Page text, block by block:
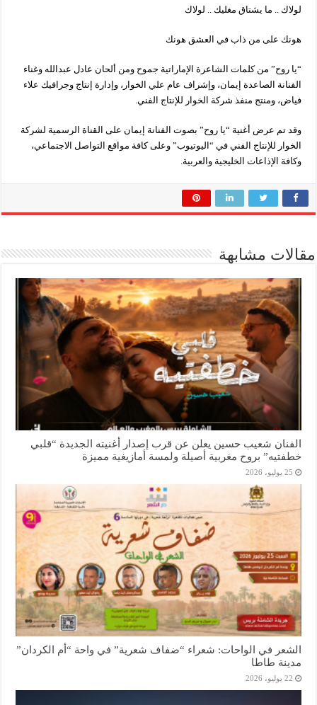
لولاك .. ما يشتاق مغليك .. لولاك
هونك ‏على من ذاب في العشق هونك
“يا روح” من كلمات الشاعرة الإماراتية جموح ومن ألحان عادل عبدالله وغناء
الفنانة الصاعدة إيمان، وإشراف عام علي الخوار، وإدارة إنتاج وجرافيك علاء
فياض، ومنتج منفذ شركة الخوار للإنتاج الفني.
وقد تم عرض أغنية “يا روح” بصوت الفنانة إيمان على القناة الرسمية لشركة
الخوار للإنتاج الفني في “اليوتيوب” وعلى كافة مواقع التواصل الاجتماعي،
وكافة الإذاعات الخليجية والعربية.
مقالات مشابهة
الفنان شعيب حسين يعلن عن قرب إصدار أغنيته الجديدة “قلبي
خطفتيه” بروح مغربية أصيلة ولمسة أمازيغية مميزة
25 يوليو، 2026
الشعر في الواحات: شعراء “ضفاف شعرية” في واحة “أم الكردان”
مدينة طاطا
22 يوليو، 2026